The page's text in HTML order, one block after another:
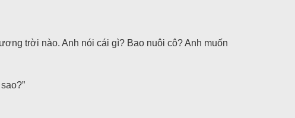
trời nào. Anh nói cái gì? Bao nuôi cô? Anh muốn